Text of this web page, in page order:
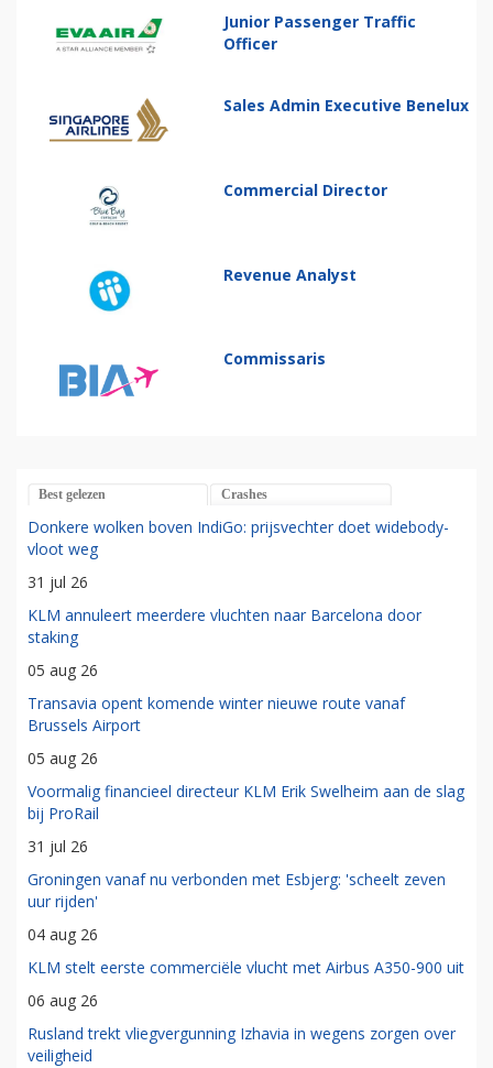
Junior Passenger Traffic
Officer
Sales Admin Executive Benelux
Commercial Director
Revenue Analyst
Commissaris
Best gelezen Crashes
Donkere wolken boven IndiGo: prijsvechter doet widebody-
vloot weg
31 jul 26
KLM annuleert meerdere vluchten naar Barcelona door
staking
05 aug 26
Transavia opent komende winter nieuwe route vanaf
Brussels Airport
05 aug 26
Voormalig financieel directeur KLM Erik Swelheim aan de slag
bij ProRail
31 jul 26
Groningen vanaf nu verbonden met Esbjerg: 'scheelt zeven
uur rijden'
04 aug 26
KLM stelt eerste commerciële vlucht met Airbus A350-900 uit
06 aug 26
Rusland trekt vliegvergunning Izhavia in wegens zorgen over
veiligheid